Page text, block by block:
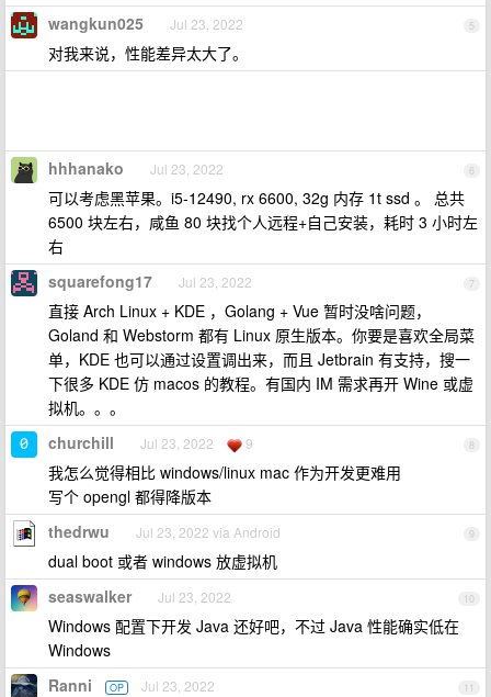
5
wangkun025 Jul 23, 2022
对我来说，性能差异太大了。
6
hhhanako Jul 23, 2022
可以考虑黑苹果。i5-12490, rx 6600, 32g 内存 1t ssd 。 总共
6500 块左右，咸鱼 80 块找个人远程+自己安装，耗时 3 小时左
右
7
squarefong17 Jul 23, 2022
直接 Arch Linux + KDE ，Golang + Vue 暂时没啥问题，
Goland 和 Webstorm 都有 Linux 原生版本。你要是喜欢全局菜
单，KDE 也可以通过设置调出来，而且 Jetbrain 有支持，搜一
下很多 KDE 仿 macos 的教程。有国内 IM 需求再开 Wine 或虚
拟机。。。
8
churchill Jul 23, 2022 9
我怎么觉得相比 windows/linux mac 作为开发更难用
写个 opengl 都得降版本
9
thedrwu Jul 23, 2022 via Android
dual boot 或者 windows 放虚拟机
10
seaswalker Jul 23, 2022
Windows 配置下开发 Java 还好吧，不过 Java 性能确实低在
Windows
11
Ranni OP Jul 23, 2022